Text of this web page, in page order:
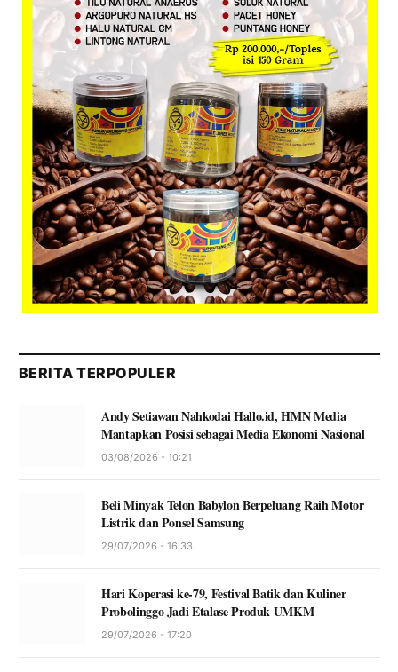
BERITA TERPOPULER
Andy Setiawan Nahkodai Hallo.id, HMN Media
Mantapkan Posisi sebagai Media Ekonomi Nasional
03/08/2026 - 10:21
Beli Minyak Telon Babylon Berpeluang Raih Motor
Listrik dan Ponsel Samsung
29/07/2026 - 16:33
Hari Koperasi ke-79, Festival Batik dan Kuliner
Probolinggo Jadi Etalase Produk UMKM
29/07/2026 - 17:20